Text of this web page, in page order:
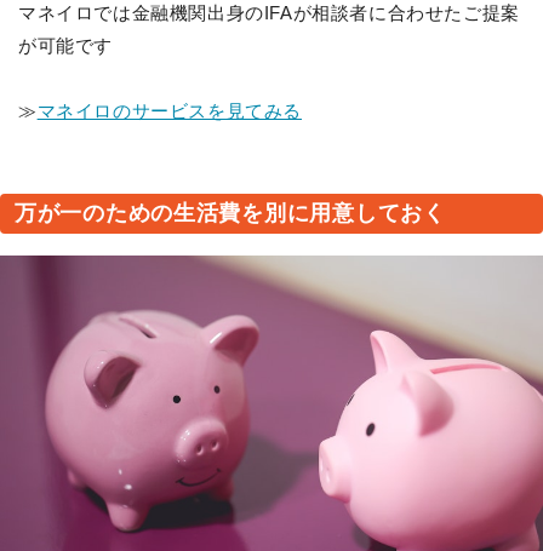
マネイロでは金融機関出身のIFAが相談者に合わせたご提案
が可能です
≫マネイロのサービスを見てみる
万が一のための生活費を別に用意しておく